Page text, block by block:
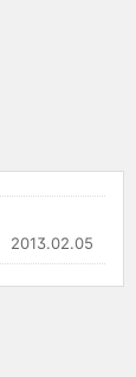
2013.02.05